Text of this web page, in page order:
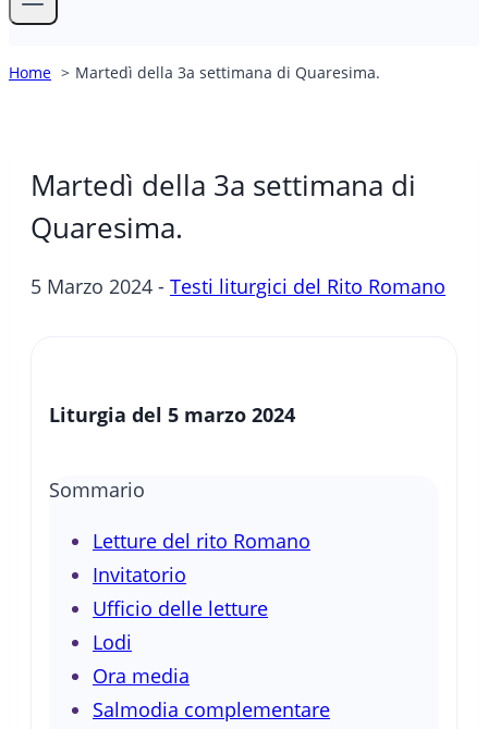
Home Martedì della 3a settimana di Quaresima.
Martedì della 3a settimana di
Quaresima.
5 Marzo 2024 - Testi liturgici del Rito Romano
Liturgia del 5 marzo 2024
Sommario
Letture del rito Romano
Invitatorio
Ufficio delle letture
Lodi
Ora media
Salmodia complementare